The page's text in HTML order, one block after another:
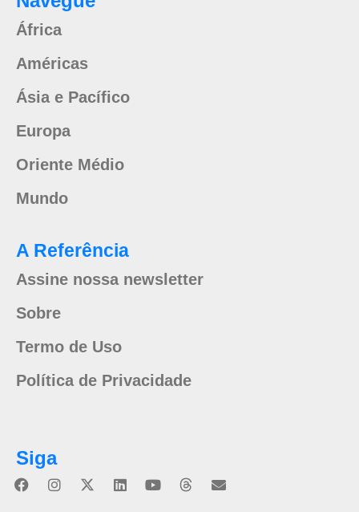
África
Américas
Ásia e Pacífico
Europa
Oriente Médio
Mundo
A Referência
Assine nossa newsletter
Sobre
Termo de Uso
Política de Privacidade
Siga